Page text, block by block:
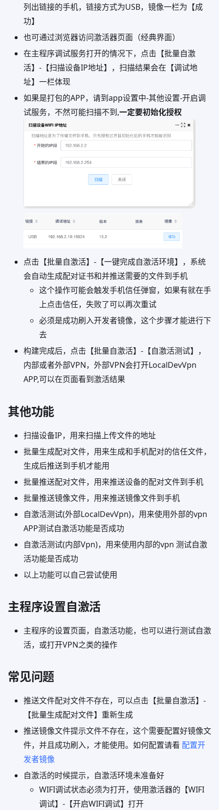
列出链接的手机，链接方式为USB，镜像一栏为【成
功】
也可通过浏览器访问激活器页面（经典界面）
在主程序调试服务打开的情况下，点击【批量自激
活】-【扫描设备IP地址】，扫描结果会在【调试地
址】一栏体现
如果是打包的APP，请到app设置中-其他设置-开启调
试服务，不然可能扫描不到,一定要初始化授权
点击【批量自激活】-【一键完成自激活环境】，系统
会自动生成配对证书和并推送需要的文件到手机
这个操作可能会触发手机信任弹窗，如果有就在手
上点击信任，失败了可以再次重试
必须是成功刷入开发者镜像，这个步骤才能进行下
去
构建完成后，点击【批量自激活】-【自激活测试】，
内部或者外部VPN，外部VPN会打开LocalDevVpn
APP,可以在页面看到激活结果
其他功能
扫描设备IP，用来扫描上传文件的地址
批量生成配对文件，用来生成和手机配对的信任文件，
生成后推送到手机才能用
批量推送配对文件，用来推送设备的配对文件到手机
批量推送镜像文件，用来推送镜像文件到手机
自激活测试(外部LocalDevVpn)，用来使用外部的vpn
APP测试自激活功能是否成功
自激活测试(内部Vpn)，用来使用内部的vpn 测试自激
活功能是否成功
以上功能可以自己尝试使用
主程序设置自激活
主程序的设置页面，自激活功能，也可以进行测试自激
活，或打开VPN之类的操作
常见问题
推送文件配对文件不存在，可以点击【批量自激活】-
【批量生成配对文件】重新生成
推送镜像文件提示文件不存在，这个需要配置好镜像文
件，并且成功刷入，才能使用。如何配置请看 配置开
发者镜像
自激活的时候提示，自激活环境未准备好
WIFI调试状态必须为打开，使用激活器的【WIFI
调试】-【开启WIFI调试】打开